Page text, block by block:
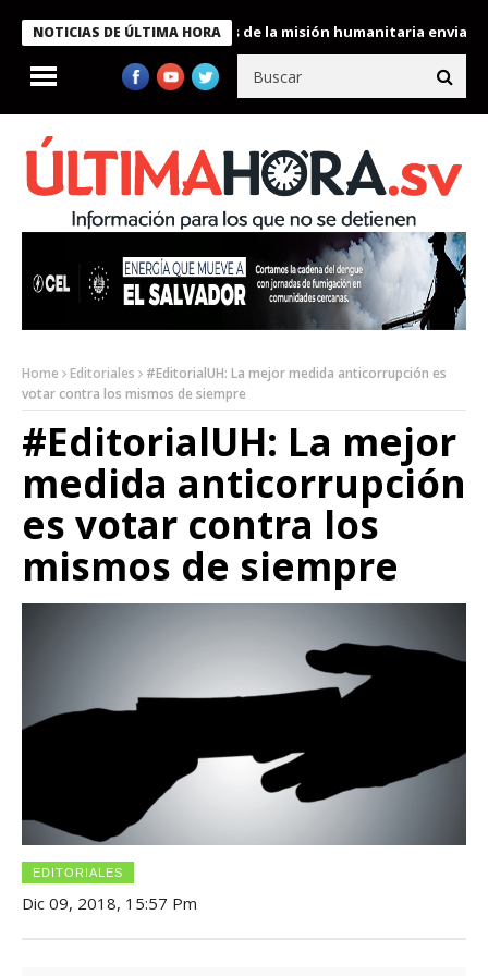
NOTICIAS DE ÚLTIMA HORA
condecora a miembros de la misión humanitaria enviada a
Home Editoriales
#EditorialUH: La mejor medida anticorrupción es
votar contra los mismos de siempre
#EditorialUH: La mejor
medida anticorrupción
es votar contra los
mismos de siempre
EDITORIALES
Dic 09, 2018, 15:57 Pm